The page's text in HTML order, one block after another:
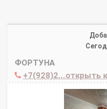
ФОРТУНА
+7(928)2...открыть